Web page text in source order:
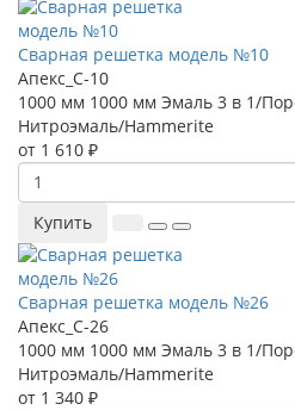
Сварная решетка модель №10
Апекс_С-10
1000 мм 1000 мм Эмаль 3 в 1/
Нитроэмаль/Hammerite
от 1 610 ₽
Купить
Сварная решетка модель №26
Апекс_С-26
1000 мм 1000 мм Эмаль 3 в 1/
Нитроэмаль/Hammerite
от 1 340 ₽